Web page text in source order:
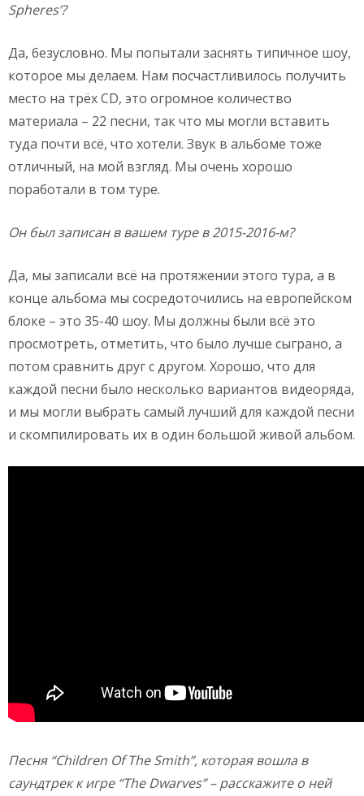
Spheres’?
Да, безусловно. Мы попытали заснять типичное шоу,
которое мы делаем. Нам посчастливилось получить
место на трёх CD, это огромное количество
материала – 22 песни, так что мы могли вставить
туда почти всё, что хотели. Звук в альбоме тоже
отличный, на мой взгляд. Мы очень хорошо
поработали в том туре.
Он был записан в вашем туре в 2015-2016-м?
Да, мы записали всё на протяжении этого тура, а в
конце альбома мы сосредоточились на европейском
блоке – это 35-40 шоу. Мы должны были всё это
просмотреть, отметить, что было лучше сыграно, а
потом сравнить друг с другом. Хорошо, что для
каждой песни было несколько вариантов видеоряда,
и мы могли выбрать самый лучший для каждой песни
и скомпилировать их в один большой живой альбом.
Песня “Children OfTheSmith”, которая вошла в
саундтрек к игре “TheDwarves” – расскажите о ней